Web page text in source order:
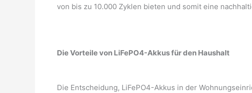
von bis zu 10.000 Zyklen bieten und somit eine
Die Vorteile von LiFePO4-Akkus für den Haushalt
Die Entscheidung, LiFePO4-Akkus in der